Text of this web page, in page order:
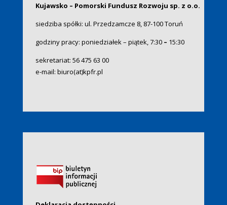
Kujawsko – Pomorski Fundusz Rozwoju sp. z o.o.
siedziba spółki: ul. Przedzamcze 8, 87-100 Toruń
godziny pracy: poniedziałek – piątek, 7:30– 15:30
sekretariat: 56 475 63 00
e-mail: biuro(at)kpfr.pl